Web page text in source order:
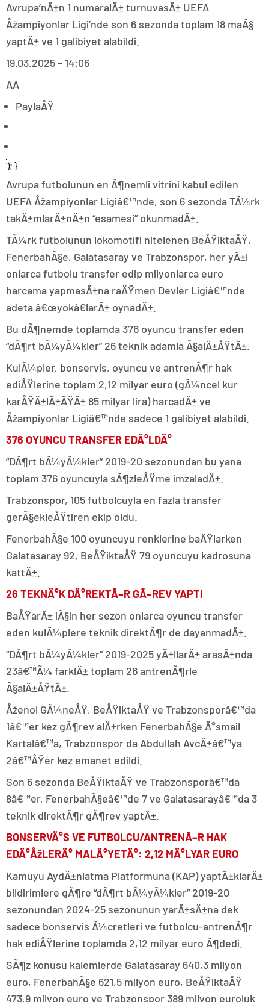
Avrupa’nÄ±n 1 numaralÄ± turnuvasÄ± UEFA
Åžampiyonlar Ligi’nde son 6 sezonda toplam 18 maÃ§
yaptÄ± ve 1 galibiyet alabildi.
19.03.2025 – 14:06
AA
PaylaÅŸ
‘); }
Avrupa futbolunun en Ã¶nemli vitrini kabul edilen
UEFA Åžampiyonlar Ligiâ€™nde, son 6 sezonda TÃ¼rk
takÄ±mlarÄ±nÄ±n “esamesi” okunmadÄ±.
TÃ¼rk futbolunun lokomotifi nitelenen BeÅŸiktaÅŸ,
FenerbahÃ§e, Galatasaray ve Trabzonspor, her yÄ±l
onlarca futbolu transfer edip milyonlarca euro
harcama yapmasÄ±na raÄŸmen Devler Ligiâ€™nde
adeta â€œyokâ€larÄ± oynadÄ±.
Bu dÃ¶nemde toplamda 376 oyuncu transfer eden
“dÃ¶rt bÃ¼yÃ¼kler” 26 teknik adamla Ã§alÄ±ÅŸtÄ±.
KulÃ¼pler, bonservis, oyuncu ve antrenÃ¶r hak
ediÅŸlerine toplam 2,12 milyar euro (gÃ¼ncel kur
karÅŸÄ±lÄ±ÄŸÄ± 85 milyar lira) harcadÄ± ve
Åžampiyonlar Ligiâ€™nde sadece 1 galibiyet alabildi.
376 OYUNCU TRANSFER EDÄ°LDÄ°
“DÃ¶rt bÃ¼yÃ¼kler” 2019-20 sezonundan bu yana
toplam 376 oyuncuyla sÃ¶zleÅŸme imzaladÄ±.
Trabzonspor, 105 futbolcuyla en fazla transfer
gerÃ§ekleÅŸtiren ekip oldu.
FenerbahÃ§e 100 oyuncuyu renklerine baÄŸlarken
Galatasaray 92, BeÅŸiktaÅŸ 79 oyuncuyu kadrosuna
kattÄ±.
26 TEKNÄ°K DÄ°REKTÃ–R GÃ–REV YAPTI
BaÅŸarÄ± iÃ§in her sezon onlarca oyuncu transfer
eden kulÃ¼plere teknik direktÃ¶r de dayanmadÄ±.
“DÃ¶rt bÃ¼yÃ¼kler” 2019-2025 yÄ±llarÄ± arasÄ±nda
23â€™Ã¼ farklÄ± toplam 26 antrenÃ¶rle
Ã§alÄ±ÅŸtÄ±.
Åženol GÃ¼neÅŸ, BeÅŸiktaÅŸ ve Trabzonsporâ€™da
1â€™er kez gÃ¶rev alÄ±rken FenerbahÃ§e Ä°smail
Kartalâ€™a, Trabzonspor da Abdullah AvcÄ±â€™ya
2â€™ÅŸer kez emanet edildi.
Son 6 sezonda BeÅŸiktaÅŸ ve Trabzonsporâ€™da
8â€™er, FenerbahÃ§eâ€™de 7 ve Galatasarayâ€™da 3
teknik direktÃ¶r gÃ¶rev yaptÄ±.
BONSERVÄ°S VE FUTBOLCU/ANTRENÃ–R HAK
EDÄ°ÅžLERÄ° MALÄ°YETÄ°: 2,12 MÄ°LYAR EURO
Kamuyu AydÄ±nlatma Platformuna (KAP) yaptÄ±klarÄ±
bildirimlere gÃ¶re “dÃ¶rt bÃ¼yÃ¼kler” 2019-20
sezonundan 2024-25 sezonunun yarÄ±sÄ±na dek
sadece bonservis Ã¼cretleri ve futbolcu-antrenÃ¶r
hak ediÅŸlerine toplamda 2,12 milyar euro Ã¶dedi.
SÃ¶z konusu kalemlerde Galatasaray 640,3 milyon
euro, FenerbahÃ§e 621,5 milyon euro, BeÅŸiktaÅŸ
473,9 milyon euro ve Trabzonspor 389 milyon euroluk